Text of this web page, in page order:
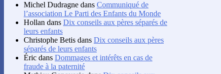
Michel Dudragne dans Communiqué de
l’association Le Parti des Enfants du Monde
Hollan dans Dix conseils aux pères séparés de
leurs enfants
Christophe Betis dans Dix conseils aux pères
séparés de leurs enfants
Éric dans Dommages et intérêts en cas de
fraude à la paternité